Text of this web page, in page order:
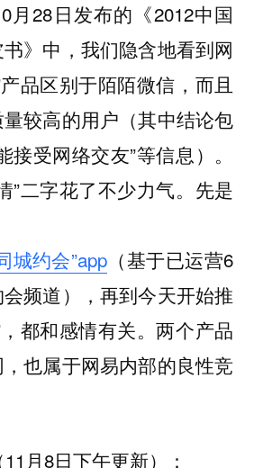
月28日发布的《2012中国
》中，我们隐含地看到网
品区别于陌陌微信，而且
较高的用户（其中结论包
接受网络交友”等信息）。
”二字花了不少力气。先是
城约会”app（基于已运营6
频道），再到今天开始推
都和感情有关。两个产品
也属于网易内部的良性竞
月8日下午更新）：